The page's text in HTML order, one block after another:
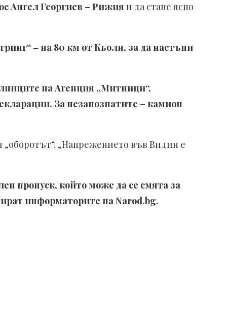
Ангел Георгиев – Рижия и да стане ясно
– на 80 км от Кьолн, за да настъпи
на Агенция „Митници“,
За незапознатите – камион
„оборотът“. „Напрежението във Видин е
пропуск, който може да се смята за
информаторите наNarod.bg.